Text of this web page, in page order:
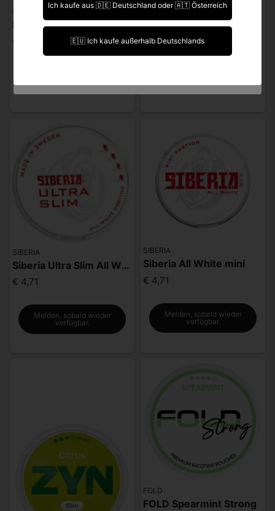
SIBERIA
Siberia Super Slim
€ 4,71
SIBERIA
€ 6
SIBERIA
Siberia Ultra Slim All White Portion
€ 4,71
Melden, sobald wieder
verfügbar.
SIBERIA
Siberia All White mini
€ 4,71
Melden, sobald wieder
verfügbar.
FOLD
FOLD Spearmint Strong
Ich bin über 18 Jahre alt.
Ich bin unter 18 Jahre alt.
Ich kaufe aus 🇩🇪 Deutschland oder 🇦🇹 Österreich
🇪🇺 Ich kaufe außerhalb Deutschlands